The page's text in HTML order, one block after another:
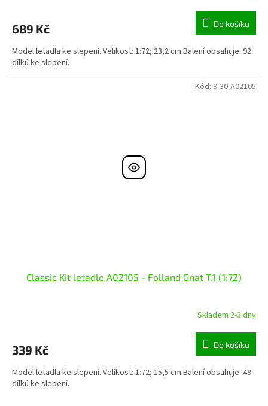
689 Kč Do košíku
Model letadla ke slepení. Velikost: 1:72; 23,2 cm.Balení obsahuje: 92
dílků ke slepení.
Classic Kit letadlo A02105 - Folland Gnat T.1 (1:72)
Skladem 2-3 dny
339 Kč Do košíku
Model letadla ke slepení. Velikost: 1:72; 15,5 cm.Balení obsahuje: 49
dílků ke slepení.
Kód: 9-30-A02105